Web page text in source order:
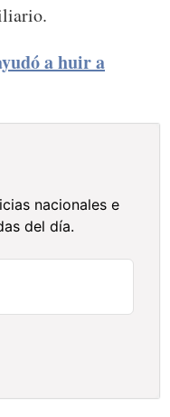
a huir a
nacionales e
del día.